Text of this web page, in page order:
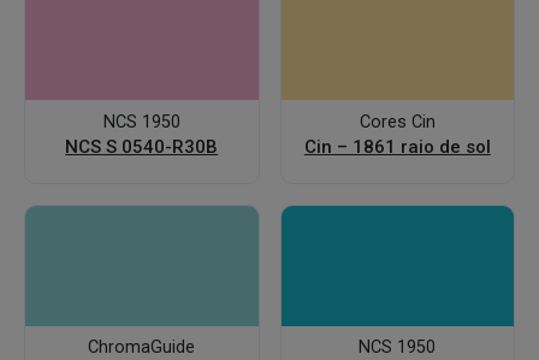
NCS 1950
NCS S 0540-R30B
Cores Cin
Cin – 1861 raio de sol
ChromaGuide NCS 1950